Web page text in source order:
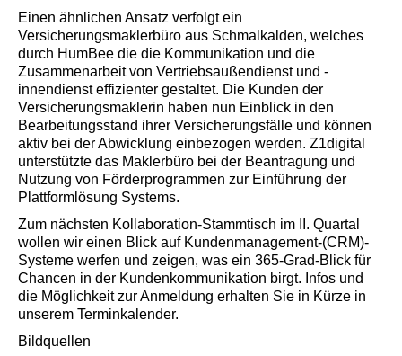
Einen ähnlichen Ansatz verfolgt ein
Versicherungsmaklerbüro aus Schmalkalden, welches
durch HumBee die die Kommunikation und die
Zusammenarbeit von Vertriebsaußendienst und -
innendienst effizienter gestaltet. Die Kunden der
Versicherungsmaklerin haben nun Einblick in den
Bearbeitungsstand ihrer Versicherungsfälle und können
aktiv bei der Abwicklung einbezogen werden. Z1digital
unterstützte das Maklerbüro bei der Beantragung und
Nutzung von Förderprogrammen zur Einführung der
Plattformlösung Systems.
Zum nächsten Kollaboration-Stammtisch im II. Quartal
wollen wir einen Blick auf Kundenmanagement-(CRM)-
Systeme werfen und zeigen, was ein 365-Grad-Blick für
Chancen in der Kundenkommunikation birgt. Infos und
die Möglichkeit zur Anmeldung erhalten Sie in Kürze in
unserem Terminkalender.
Bildquellen